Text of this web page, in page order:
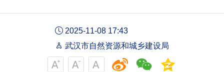
2025-11-08 17:43
武汉市自然资源和城乡建设局